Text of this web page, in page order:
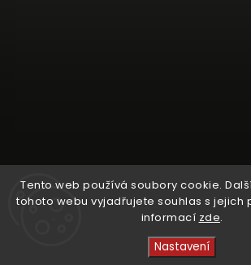
Tento web používá soubory cookie.
tohoto webu vyjadřujete souhlas s jejich
informací zde.
Nastavení